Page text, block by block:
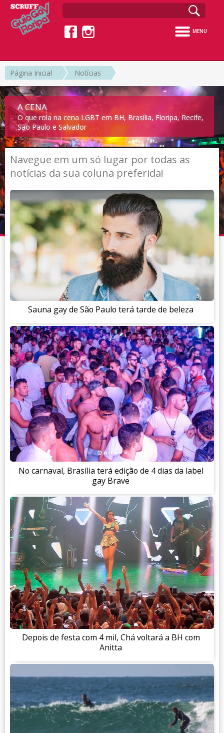
MENU
Página Inicial Notícias
A CENA
O que rola na cena LGBT em BH, Brasília, Floripa, Recife,
São Paulo e Salvador
Navegue em um só lugar por todas as
notícias da sua coluna preferida!
Sauna gay de São Paulo terá tarde de beleza
No carnaval, Brasília terá edição de 4 dias da label
gay Brave
Depois de festa com 4 mil, Chá voltará a BH com
Anitta